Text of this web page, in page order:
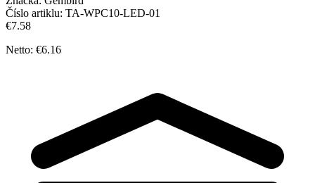
Číslo artiklu: TA-WPC10-LED-01
€7.58
Netto: €6.16